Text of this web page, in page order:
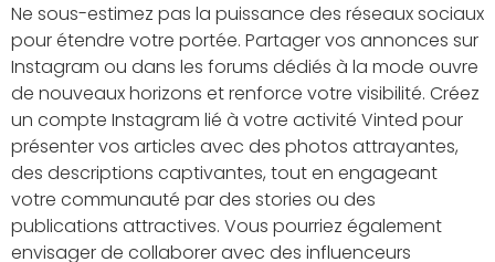
Ne sous-estimez pas la puissance des réseaux sociaux
pour étendre votre portée. Partager vos annonces sur
Instagram ou dans les forums dédiés à la mode ouvre
de nouveaux horizons et renforce votre visibilité. Créez
un compte Instagram lié à votre activité Vinted pour
présenter vos articles avec des photos attrayantes,
des descriptions captivantes, tout en engageant
votre communauté par des stories ou des
publications attractives. Vous pourriez également
envisager de collaborer avec des influenceurs